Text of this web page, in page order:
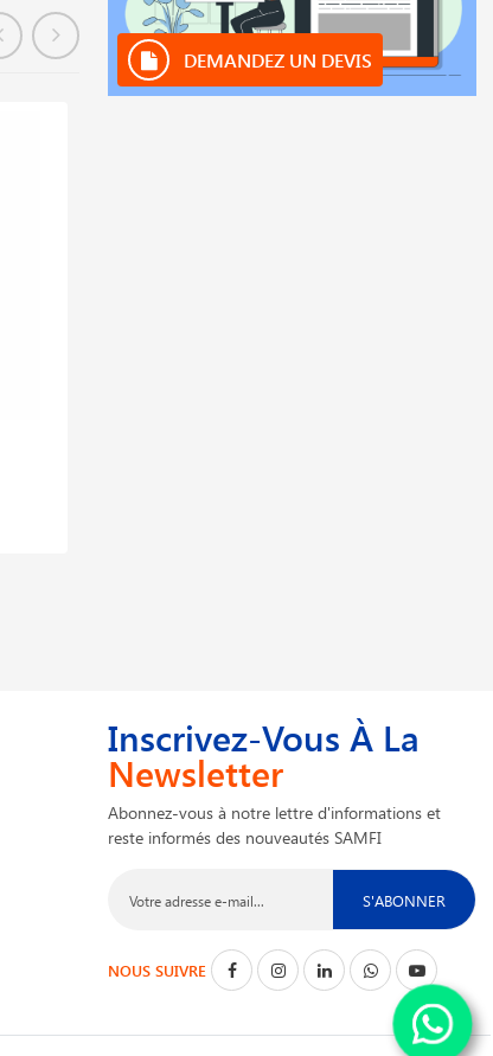
DEMANDEZ UN DEVIS
Inscrivez-Vous À La
Newsletter
Abonnez-vous à notre lettre d'informations et
reste informés des nouveautés SAMFI
S'ABONNER
NOUS SUIVRE